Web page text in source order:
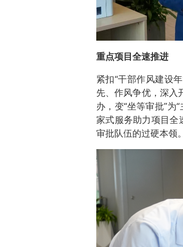
重点项目全速推进
紧扣“干部作风建设
先、作风争优，深入
办，变“坐等审批”为
家式服务助力项目
审批队伍的过硬本领。